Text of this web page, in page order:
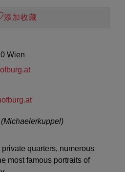
添加收藏
Wien
quarters, numerous
most famous portraits of